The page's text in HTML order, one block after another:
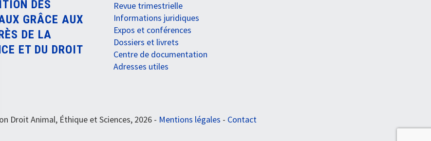
DES
GRÂCE AUX
DE LA
ET DU DROIT
Revue trimestrielle
Informations juridiques
Expos et conférences
Dossiers et livrets
Centre de documentation
Adresses utiles
Droit Animal, Éthique et Sciences, 2026 - Mentions légales - Contact